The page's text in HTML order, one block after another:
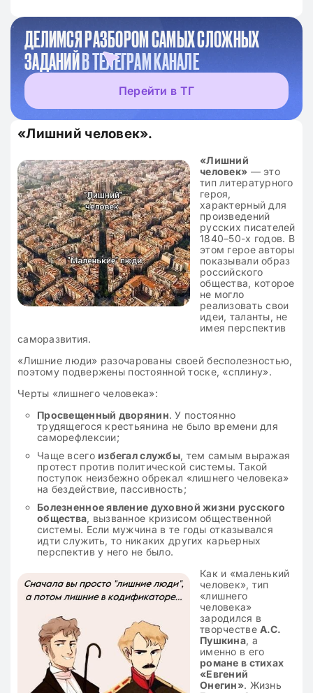
ДЕЛИМСЯ РАЗБОРОМ САМЫХ СЛОЖНЫХ
ЗАДАНИЙВ ТЕЛЕГРАМ КАНАЛЕ
Перейти в ТГ
«Лишний человек».
«Лишний
человек» — это
тип литературного
героя,
характерный для
произведений
русских писателей
1840–50-х годов. В
этом герое авторы
показывали образ
российского
общества, которое
не могло
реализовать свои
идеи, таланты, не
имея перспектив
саморазвития.
«Лишние люди» разочарованы своей бесполезностью,
поэтому подвержены постоянной тоске, «сплину».
Черты «лишнего человека»:
Просвещенный дворянин. У постоянно
трудящегося крестьянина не было времени для
саморефлексии;
Чаще всего избегал службы, тем самым выражая
протест против политической системы. Такой
поступок неизбежно обрекал «лишнего человека»
на бездействие, пассивность;
Болезненное явление духовной жизни русского
общества, вызванное кризисом общественной
системы. Если мужчина в те годы отказывался
идти служить, то никаких других карьерных
перспектив у него не было.
Как и «маленький
человек», тип
«лишнего
человека»
зародился в
творчествеА.С.
Пушкина, а
именно в его
романе в стихах
«Евгений
Онегин». Жизнь